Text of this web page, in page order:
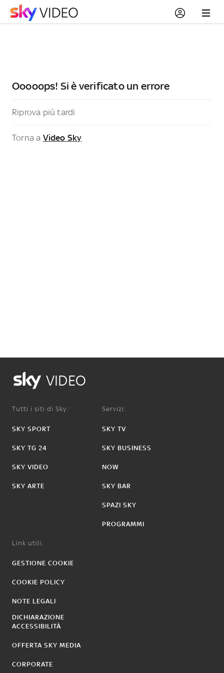
Ooooops! Si è verificato un errore
Riprova più tardi
Torna a Video Sky
VIDEO
Tutti i siti di Sky:
SKY SPORT
SKY TG 24
SKY VIDEO
SKY ARTE
Servizi:
SKY TV
SKY BUSINESS
NOW
SKY BAR
SPAZI SKY
PROGRAMMI
Link utili:
GESTIONE COOKIE
COOKIE POLICY
NOTE LEGALI
DICHIARAZIONE
ACCESSIBILITÀ
OFFERTA SKY MEDIA
CORPORATE